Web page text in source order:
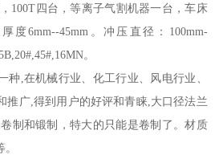
100T四台，等离子气割机器一台，车床
度6mm--45mm。冲压直径：100mm-
。
种,在机械行业、化工行业、风电行业、
推广,得到用户的好评和青睐,大口径法兰
制和锻制，特大的只能是卷制了。材质